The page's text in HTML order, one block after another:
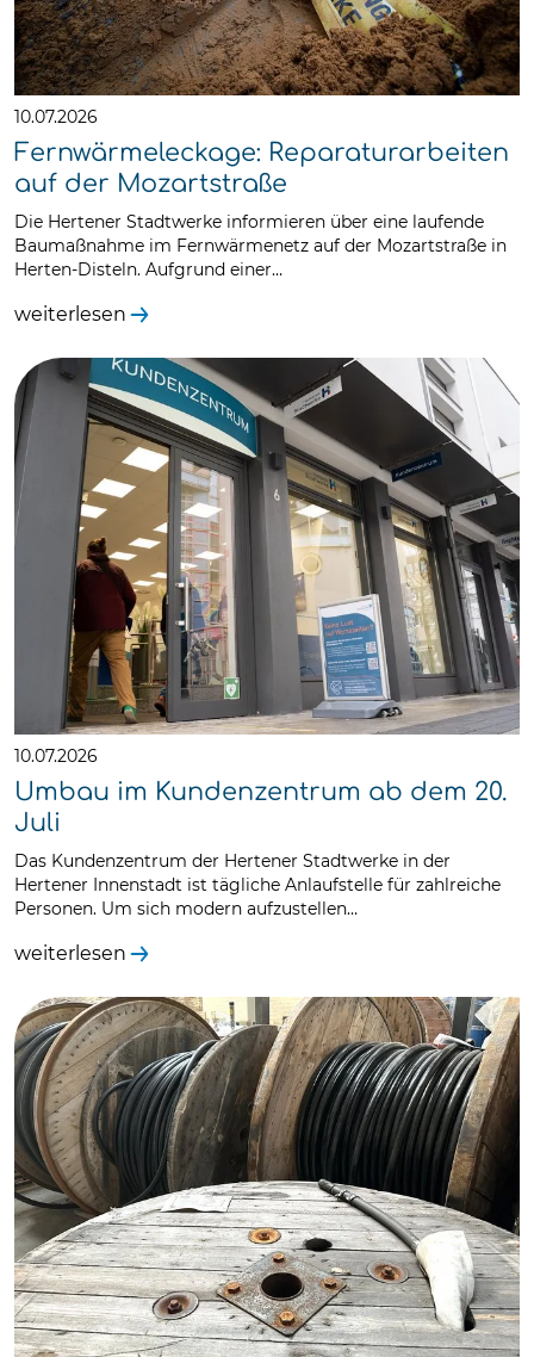
10.07.2026
Fernwärmeleckage: Reparaturarbeiten
auf der Mozartstraße
Die Hertener Stadtwerke informieren über eine laufende
Baumaßnahme im Fernwärmenetz auf der Mozartstraße in
Herten-Disteln. Aufgrund einer…
weiterlesen
10.07.2026
Umbau im Kundenzentrum ab dem 20.
Juli
Das Kundenzentrum der Hertener Stadtwerke in der
Hertener Innenstadt ist tägliche Anlaufstelle für zahlreiche
Personen. Um sich modern aufzustellen…
weiterlesen